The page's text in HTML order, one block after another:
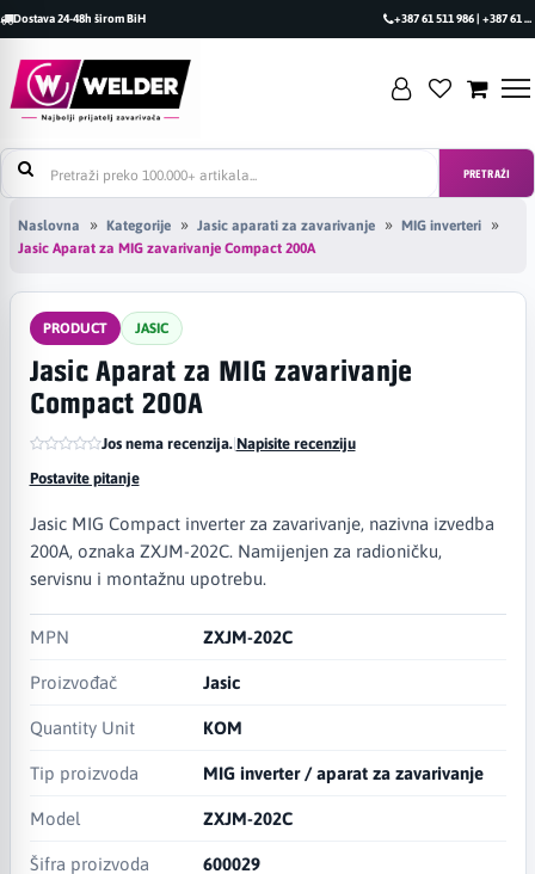
Dostava 24-48h širom BiH +387 61 511 986 | +387 61 493 470
PRETRAŽI
Naslovna Kategorije Jasic aparati za zavarivanje
MIG inverteri
Jasic Aparat za MIG zavarivanje Compact 200A
PRODUCT JASIC
Jasic Aparat za MIG zavarivanje
Compact 200A
Jos nema recenzija.|Napisite recenziju
Postavite pitanje
Jasic MIG Compact inverter za zavarivanje, nazivna izvedba
200A, oznaka ZXJM-202C. Namijenjen za radioničku,
servisnu i montažnu upotrebu.
MPN ZXJM-202C
Proizvođač Jasic
Quantity Unit KOM
Tip proizvoda MIG inverter / aparat za zavarivanje
Model ZXJM-202C
Šifra proizvoda 600029